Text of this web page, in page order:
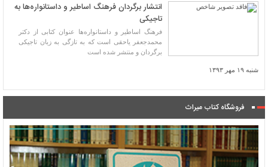
انتشار برگردان فرهنگ اساطیر و داستانواره‌ها به
تاجیکی
فرهنگ اساطیر و داستانواره‌ها عنوان کتابی از دکتر
محمدجعفر یاحقی است که به تازگی به زبان تاجیکی
برگردان و منتشر شده است
شنبه ۱۹ مهر ۱۳۹۳
فروشگاه کتاب میراث